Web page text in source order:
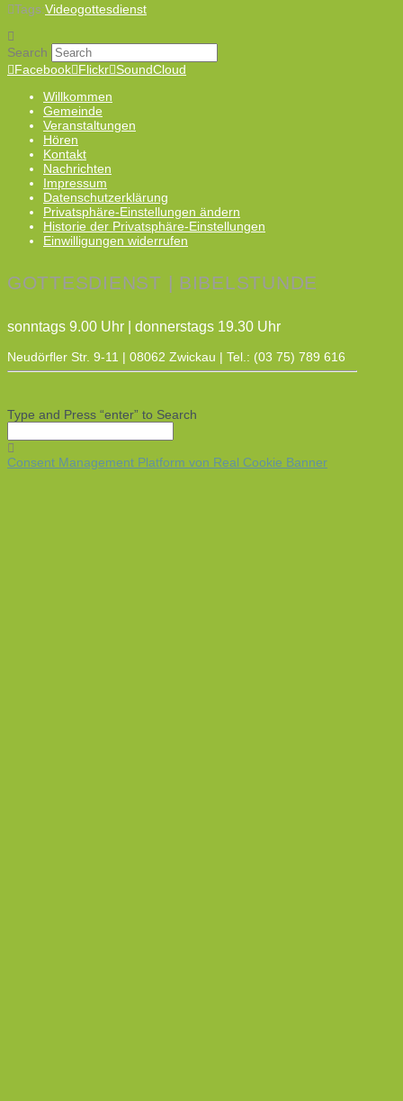
Tags:Videogottesdienst
Search
Facebook Flickr SoundCloud
Willkommen
Gemeinde
Veranstaltungen
Hören
Kontakt
Nachrichten
Impressum
Datenschutzerklärung
Privatsphäre-Einstellungen ändern
Historie der Privatsphäre-Einstellungen
Einwilligungen widerrufen
GOTTESDIENST | BIBELSTUNDE
sonntags 9.00 Uhr | donnerstags 19.30 Uhr
Neudörfler Str. 9-11 | 08062 Zwickau | Tel.: (03 75) 789 616
Type and Press “enter” to Search
Consent Management Platform von Real Cookie Banner